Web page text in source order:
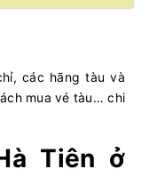
các hãng tàu và
mua vé tàu… chi
Tiên ở